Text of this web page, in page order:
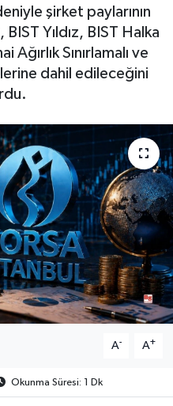
şirket paylarının
Yıldız, BIST Halka
Ağırlık Sınırlamalı ve
dahil edileceğini
A- A+
Okunma Süresi: 1 Dk